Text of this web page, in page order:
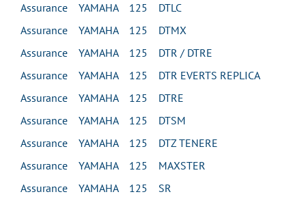
Assurance YAMAHA 125 DTLC
Assurance YAMAHA 125 DTMX
Assurance YAMAHA 125 DTR / DTRE
Assurance YAMAHA 125 DTR EVERTS REPLICA
Assurance YAMAHA 125 DTRE
Assurance YAMAHA 125 DTSM
Assurance YAMAHA 125 DTZ TENERE
Assurance YAMAHA 125 MAXSTER
Assurance YAMAHA 125 SR